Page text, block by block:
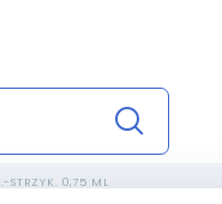
STRZYK. 0,75 ML